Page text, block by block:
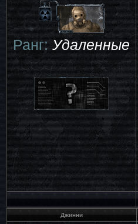
Ранг:Удаленные
Джинни